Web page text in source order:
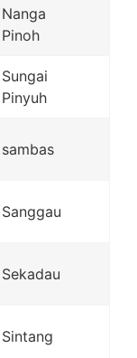
Nanga
Pinoh
Sungai
Pinyuh
sambas
Sanggau
Sekadau
Sintang